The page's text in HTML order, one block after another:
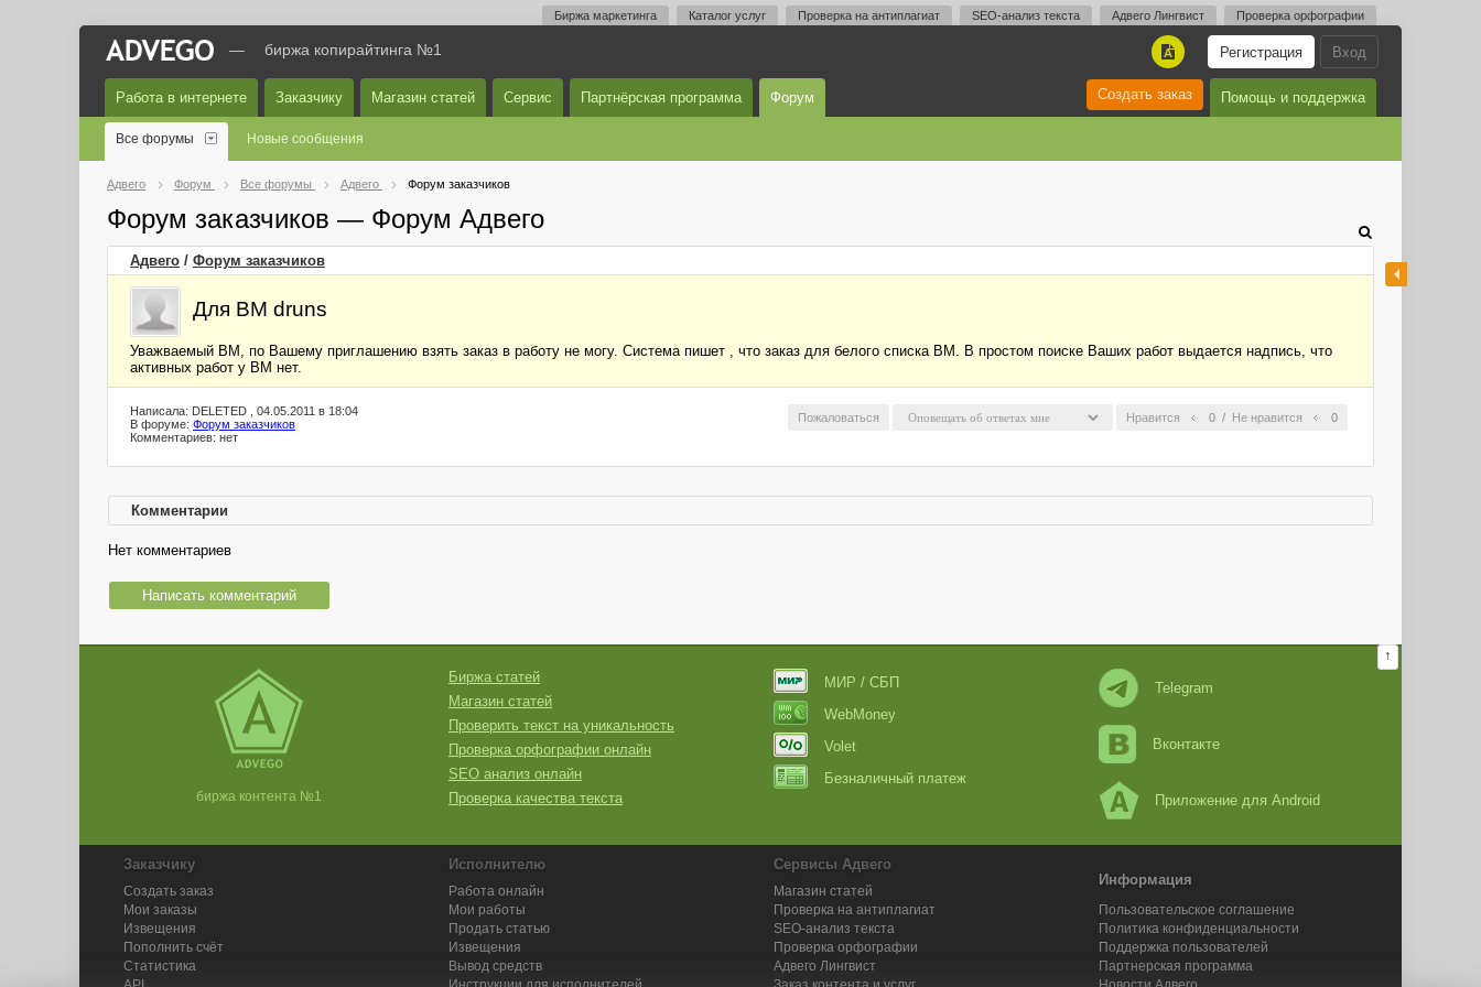
Биржа маркетинга Каталог услуг Проверка на антиплагиат SEO-анализ текста Адвего Лингвист Проверка орфографии
Вход
Регистрация
A
— биржа копирайтинга №1
Работа в интернете Заказчику Магазин статей Сервис Партнёрская программа Форум Помощь и поддержка
Создать заказ
Все форумы Новые сообщения
Адвего Форум Все форумы Адвего Форум заказчиков
Форум заказчиков — Форум Адвего
Адвего / Форум заказчиков
Для ВМ druns
Уважваемый ВМ, по Вашему приглашению взять заказ в работу не могу. Система пишет , что заказ для белого списка ВМ. В простом поиске Ваших работ выдается надпись, что
активных работ у ВМ нет.
Нравится 0 / Не нравится 0
Пожаловаться
Написала: DELETED , 04.05.2011 в 18:04
В форуме: Форум заказчиков
Комментариев: нет
Комментарии
Нет комментариев
Написать комментарий
↑
биржа контента №1
Биржа статей
Магазин статей
Проверить текст на уникальность
Проверка орфографии онлайн
SEO анализ онлайн
Проверка качества текста
МИР / СБП
WebMoney
Volet
Безналичный платеж
Telegram
Вконтакте
Приложение для Android
Заказчику
Создать заказ
Мои заказы
Извещения
Пополнить счёт
Статистика
Исполнителю
Работа онлайн
Мои работы
Продать статью
Извещения
Вывод средств
Сервисы Адвего
Магазин статей
Проверка на антиплагиат
SEO-анализ текста
Проверка орфографии
Адвего Лингвист
Информация
Пользовательское соглашение
Политика конфиденциальности
Поддержка пользователей
Партнерская программа